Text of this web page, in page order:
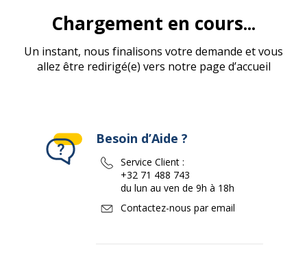
Chargement en cours...
Un instant, nous finalisons votre demande et vous
allez être redirigé(e) vers notre page d’accueil
Besoin d’Aide ?
Service Client :
+32 71 488 743
du lun au ven de 9h à 18h
Contactez-nous par email